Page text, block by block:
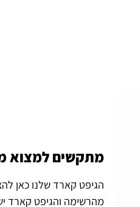
מתקשים למצוא
הגיפט קארד שלנו כאן
מהרשימה והגיפט קארד